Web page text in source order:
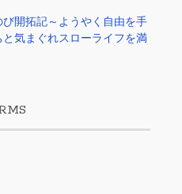
開拓記～ようやく自由を手
気まぐれスローライフを満